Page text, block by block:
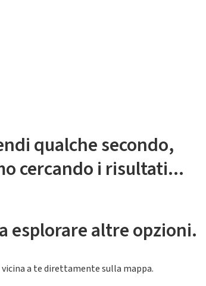
qualche secondo,
cercando i risultati...
esplorare altre opzioni.
a te direttamente sulla mappa.